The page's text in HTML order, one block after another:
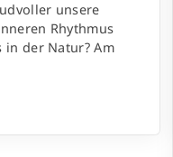
unsere
Rhythmus
der Natur? Am